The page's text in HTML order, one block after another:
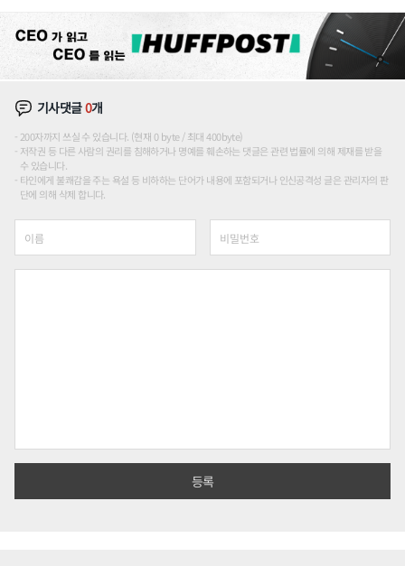
기사댓글0개
200자까지 쓰실 수 있습니다. (현재 0 byte / 최대 400byte)
저작권 등 다른 사람의 권리를 침해하거나 명예를 훼손하는 댓글은 관련 법률에 의해 제재를 받을
수 있습니다.
타인에게 불쾌감을 주는 욕설 등 비하하는 단어가 내용에 포함되거나 인신공격성 글은 관리자의 판
단에 의해 삭제 합니다.